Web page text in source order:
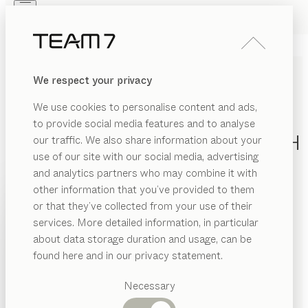
We respect your privacy
We use cookies to personalise content and ads,
to provide social media features and to analyse
our traffic. We also share information about your
use of our site with our social media, advertising
and analytics partners who may combine it with
other information that you’ve provided to them
or that they’ve collected from your use of their
services. More detailed information, in particular
about data storage duration and usage, can be
found here and in our privacy statement.
Necessary
PRODUKTE
INSPIRATION
HÄNDLER
Vorgeschlagene
Kategorien
PRODUKTE
INSPIRATION
ÜBER UNS
KINDERSCHREIBTISCH AUS
MASSIVHOLZ &
Spätestens mit Beginn der Schulzeit stellt sich die
Frage nach dem geeigneten Schreibtisch und
Schreibtischstuhl für das Kinderzimmer, um eine
optimale Lernumgebung und eine natürliche
Arbeitsatmosphäre zu schaffen. Unser kids
Kinderschreibtisch aus Massivholz ist höhenverstellbar
der Sitzposition Ihres Kindes an.
ANZEIGEN